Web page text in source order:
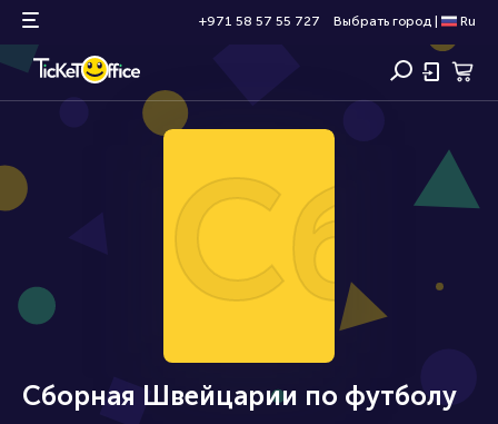
+971 58 57 55 727 Выбрать город Ru
Сборная Швейцарии по футболу